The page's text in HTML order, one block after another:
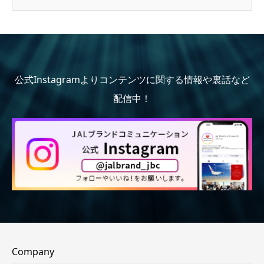
公式Instagramよりコンテンツに関する情報や裏話など
配信中！
Company